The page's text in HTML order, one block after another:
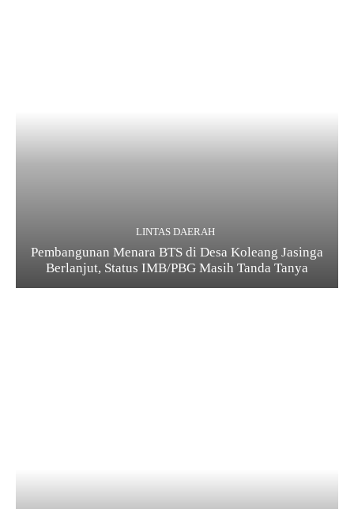
LINTAS DAERAH
Pembangunan Menara BTS di Desa Koleang Jasinga
Berlanjut, Status IMB/PBG Masih Tanda Tanya